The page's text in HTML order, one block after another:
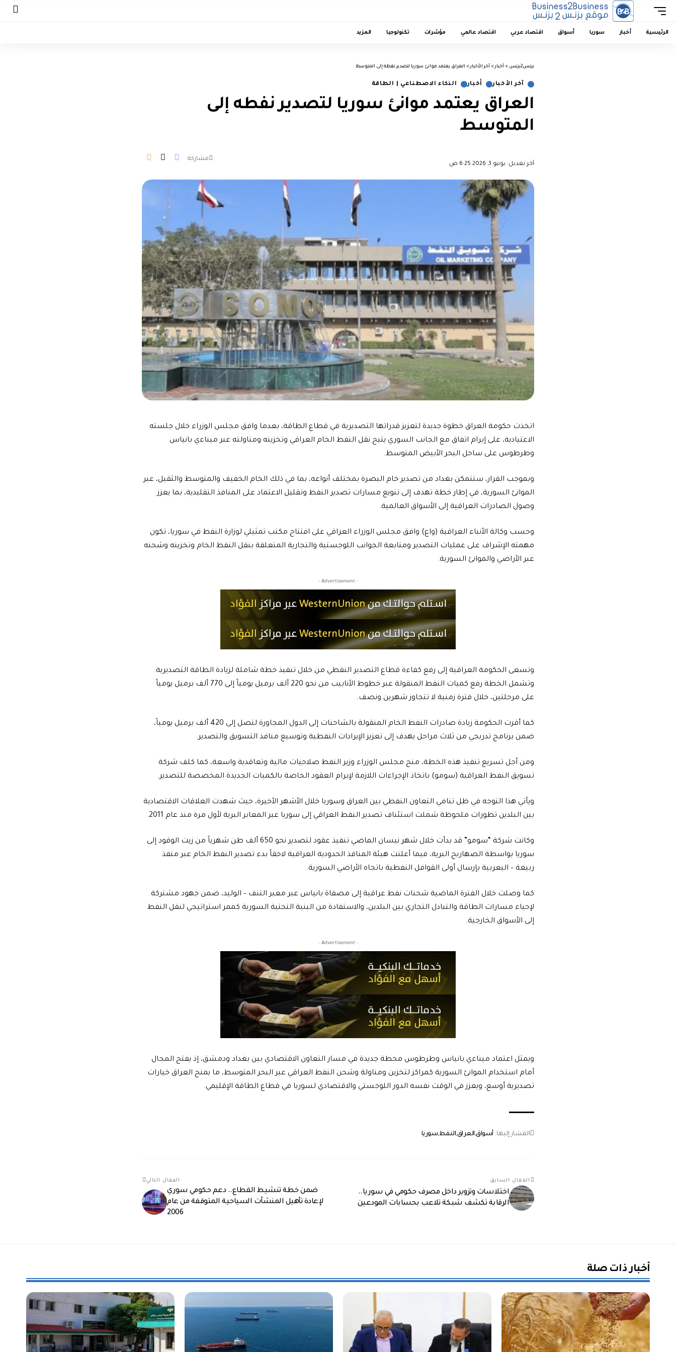
الرئيسية أخبار سوريا أسواق اقتصاد عربي اقتصاد عالمي مؤشرات تكنولوجيا المزيد
بزنس2بزنس > أخبار > آخر الأخبار > العراق يعتمد موانئ سوريا لتصدير نفطه إلى المتوسط
آخر الأخبار أخبار الذكاء الاصطناعي | الطاقة
العراق يعتمد موانئ سوريا لتصدير نفطه إلى
المتوسط
آخر تعديل: يونيو 3, 2026 6:25 ص
مشاركة
اتخذت حكومة العراق خطوة جديدة لتعزيز قدراتها التصديرية في قطاع الطاقة، بعدما وافق مجلس الوزراء خلال جلسته
الاعتيادية، على إبرام اتفاق مع الجانب السوري يتيح نقل النفط الخام العراقي وتخزينه ومناولته عبر ميناءي بانياس
وطرطوس على ساحل البحر الأبيض المتوسط.
وبموجب القرار، ستتمكن بغداد من تصدير خام البصرة بمختلف أنواعه، بما في ذلك الخام الخفيف والمتوسط والثقيل، عبر
الموانئ السورية، في إطار خطة تهدف إلى تنويع مسارات تصدير النفط وتقليل الاعتماد على المنافذ التقليدية، بما يعزز
وصول الصادرات العراقية إلى الأسواق العالمية.
وحسب وكالة الأنباء العراقية (واع) وافق مجلس الوزراء العراقي على افتتاح مكتب تمثيلي لوزارة النفط في سوريا، تكون
مهمته الإشراف على عمليات التصدير ومتابعة الجوانب اللوجستية والتجارية المتعلقة بنقل النفط الخام وتخزينه وشحنه
عبر الأراضي والموانئ السورية.
- Advertisement -
وتسعى الحكومة العراقية إلى رفع كفاءة قطاع التصدير النفطي من خلال تنفيذ خطة شاملة لزيادة الطاقة التصديرية.
وتشمل الخطة رفع كميات النفط المنقولة عبر خطوط الأنابيب من نحو 220 ألف برميل يومياً إلى 770 ألف برميل يومياً
على مرحلتين، خلال فترة زمنية لا تتجاوز شهرين ونصف.
كما أقرت الحكومة زيادة صادرات النفط الخام المنقولة بالشاحنات إلى الدول المجاورة لتصل إلى 420 ألف برميل يومياً،
ضمن برنامج تدريجي من ثلاث مراحل يهدف إلى تعزيز الإيرادات النفطية وتوسيع منافذ التسويق والتصدير.
ومن أجل تسريع تنفيذ هذه الخطة، منح مجلس الوزراء وزير النفط صلاحيات مالية وتعاقدية واسعة، كما كلف شركة
تسويق النفط العراقية (سومو) باتخاذ الإجراءات اللازمة لإبرام العقود الخاصة بالكميات الجديدة المخصصة للتصدير.
ويأتي هذا التوجه في ظل تنامي التعاون النفطي بين العراق وسوريا خلال الأشهر الأخيرة، حيث شهدت العلاقات الاقتصادية
بين البلدين تطورات ملحوظة شملت استئناف تصدير النفط العراقي إلى سوريا عبر المعابر البرية لأول مرة منذ عام 2011.
وكانت شركة “سومو” قد بدأت خلال شهر نيسان الماضي تنفيذ عقود لتصدير نحو 650 ألف طن شهرياً من زيت الوقود إلى
سوريا بواسطة الصهاريج البرية، فيما أعلنت هيئة المنافذ الحدودية العراقية لاحقاً بدء تصدير النفط الخام عبر منفذ
ربيعة – اليعربية بإرسال أولى القوافل النفطية باتجاه الأراضي السورية.
كما وصلت خلال الفترة الماضية شحنات نفط عراقية إلى مصفاة بانياس عبر معبر التنف – الوليد، ضمن جهود مشتركة
لإحياء مسارات الطاقة والتبادل التجاري بين البلدين، والاستفادة من البنية التحتية السورية كممر استراتيجي لنقل النفط
إلى الأسواق الخارجية.
- Advertisement -
ويمثل اعتماد ميناءي بانياس وطرطوس محطة جديدة في مسار التعاون الاقتصادي بين بغداد ودمشق، إذ يفتح المجال
أمام استخدام الموانئ السورية كمراكز لتخزين ومناولة وشحن النفط العراقي عبر البحر المتوسط، ما يمنح العراق خيارات
تصديرية أوسع، ويعزز في الوقت نفسه الدور اللوجستي والاقتصادي لسوريا في قطاع الطاقة الإقليمي.
المشار إليها: أسواق العراقالنفطسوريا
المقال السابق
اختلاسات وتزوير داخل مصرف حكومي في سوريا..
الرقابة تكشف شبكة تلاعب بحسابات المودعين
المقال التالي
ضمن خطة تنشيط القطاع.. دعم حكومي سوري
لإعادة تأهيل المنشآت السياحية المتوقفة من عام
2006
أخبار ذات صلة